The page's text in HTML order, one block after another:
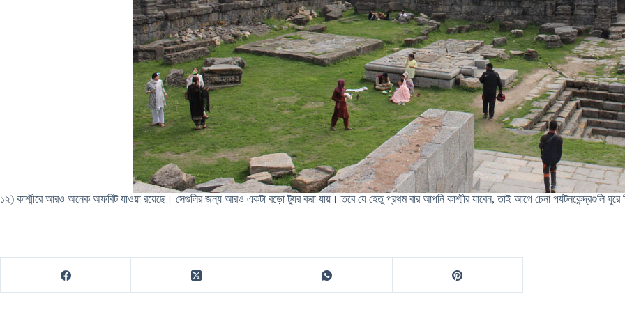
১২) কাশ্মীরে আরও অনেক অফবিট যাওয়া রয়েছে। সেগুলির জন্য আরও একটা বড়ো ট্যুর করা যায়। তবে যে হেতু প্রথম বার আপনি কাশ্মীর যাবেন, তাই আগে চেনা পর্যটনকেন্দ্রগুলি ঘুরে